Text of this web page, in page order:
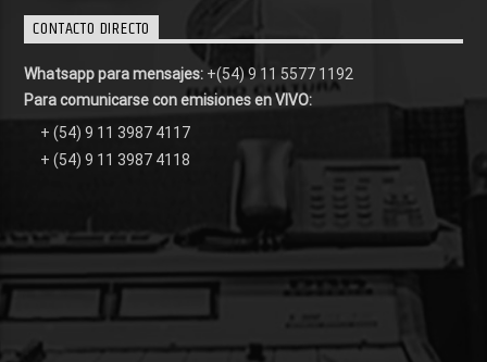
CONTACTO DIRECTO
Whatsapp para mensajes: +(54) 9 11 5577 1192
Para comunicarse con emisiones en VIVO:
+ (54) 9 11 3987 4117
+ (54) 9 11 3987 4118